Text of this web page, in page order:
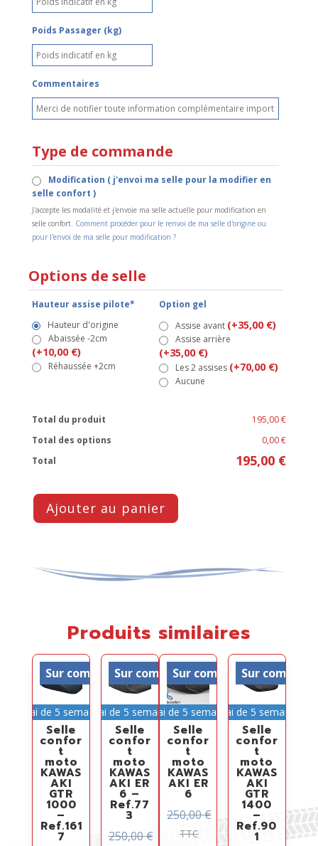
Options de selle
Hauteur assise pilote*
Hauteur d'origine
Abaissée -2cm
(+10,00 €)
Réhaussée +2cm
Option gel
Assise avant (+35,00 €)
Assise arrière
(+35,00 €)
Les 2 assises (+70,00 €)
Aucune
Poids Passager (kg)
Commentaires
Type de commande
Modification ( j'envoi ma selle pour la modifier en
selle confort )
J'accepte les modalité et j'envoie ma selle actuelle pour modification en
selle confort. Comment procéder pour le renvoi de ma selle d'origine ou
pour l'envoi de ma selle pour modification ?
Total du produit
195,00 €
Total des options
0,00 €
Total
195,00 €
Ajouter au panier
Produits similaires
Sur commande
Délai de 5 semaines
Selle
confor
t
moto
KAWAS
AKI
GTR
1000
–
Ref.161
7
Sur commande
Délai de 5 semaines
Selle
confor
t
moto
KAWAS
AKI ER
6 –
Ref.77
3
250,00€
Sur commande
Délai de 5 semaines
Selle
confor
t
moto
KAWAS
AKI ER
6
250,00€
TTC
Sur
Délai de 5 semaines
Selle
confor
t
moto
KAWAS
AKI
GTR
1400
–
Ref.90
1